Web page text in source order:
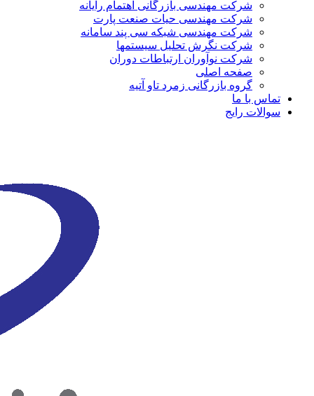
شرکت مهندسی بازرگانی اهتمام رایانه
شرکت مهندسی حیات صنعت پارت
شرکت مهندسی شبکه سی پند سامانه
شرکت نگرش تحلیل سیستمها
شرکت نوآوران ارتباطات دوران
صفحه اصلی
گروه بازرگانی زمرد تاو آتیه
تماس با ما
سوالات رایج